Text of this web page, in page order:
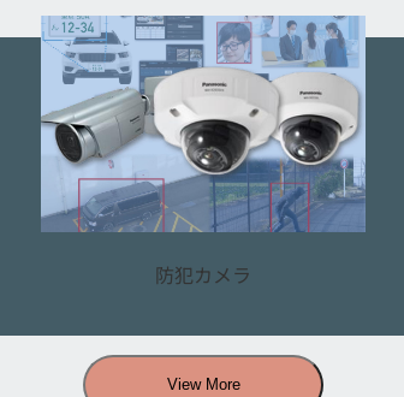
防犯カメラ
View More